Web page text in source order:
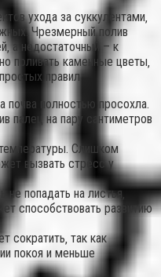
ухода за суккулентами‚
Чрезмерный полив
а недостаточный – к
поливать каменные цветы‚
правил.
почва полностью просохла.
палец на пару сантиметров
Слишком
вызвать стресс у
не попадать на листья‚
способствовать развитию
сократить‚ так как
покоя и меньше